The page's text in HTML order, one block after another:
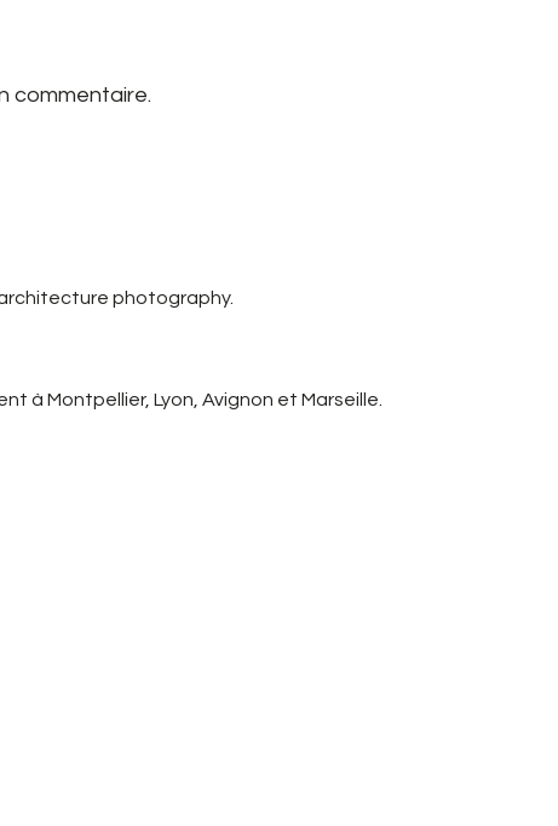
commentaire.
architecture photography.
à Montpellier, Lyon, Avignon et Marseille.